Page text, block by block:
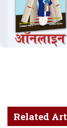
Related